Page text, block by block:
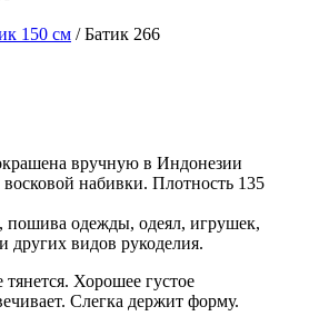
150 см / Батик 266
вручную в Индонезии
набивки. Плотность 135
пошива одежды, одеял, игрушек,
других видов рукоделия.
Хорошее густое
Слегка держит форму.